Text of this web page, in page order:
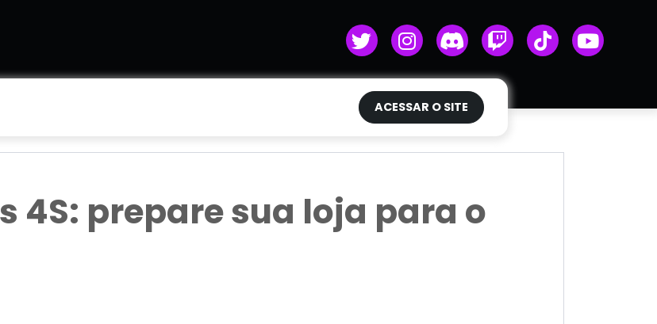
ACESSAR O SITE
4S: prepare sua loja para o